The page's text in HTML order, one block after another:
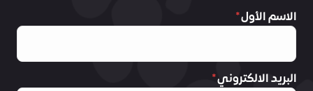
الاسم الأول
البريد الالكتروني